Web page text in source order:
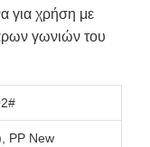
για χρήση με
γωνιών του
PP New